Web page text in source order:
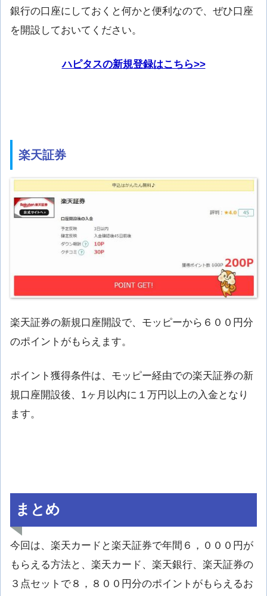
銀行の口座にしておくと何かと便利なので、ぜひ口座
を開設しておいてください。
ハピタスの新規登録はこちら>>
楽天証券
楽天証券の新規口座開設で、モッピーから６００円分
のポイントがもらえます。
ポイント獲得条件は、モッピー経由での楽天証券の新
規口座開設後、1ヶ月以内に１万円以上の入金となり
ます。
まとめ
今回は、楽天カードと楽天証券で年間６，０００円が
もらえる方法と、楽天カード、楽天銀行、楽天証券の
３点セットで８，８００円分のポイントがもらえるお